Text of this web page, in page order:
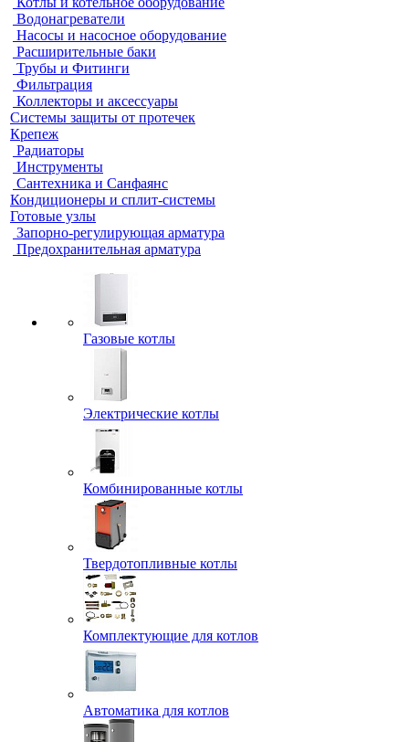
Водонагреватели
Насосы и насосное оборудование
Расширительные баки
Трубы и Фитинги
Фильтрация
Коллекторы и аксессуары
Системы защиты от протечек
Крепеж
Радиаторы
Инструменты
Сантехника и Санфаянс
Кондиционеры и сплит-системы
Готовые узлы
Запорно-регулирующая арматура
Предохранительная арматура
Газовые котлы
Электрические котлы
Комбинированные котлы
Твердотопливные котлы
Комплектующие для котлов
Автоматика для котлов